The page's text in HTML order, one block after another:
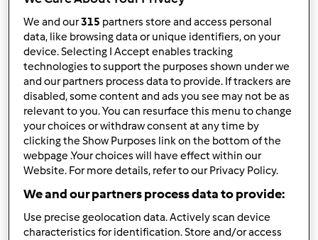
Annulla
Risotto pancetta e vino
daOspite
0 2 facile 2 30min
RISOTTO PRIMAVERA
daOspite
We and our315 partners store and access personal
data, like browsing data or unique identifiers, on your
device. Selecting I Accept enables tracking
technologies to support the purposes shown under we
and our partners process data to provide. If trackers are
disabled, some content and ads you see may not be as
relevant to you. You can resurface this menu to change
your choices or withdraw consent at any time by
clicking the Show Purposes link on the bottom of the
webpage .Your choices will have effect within our
Website. For more details, refer to our Privacy Policy.
We and our partners process data to provide:
Use precise geolocation data. Actively scan device
characteristics for identification. Store and/or access